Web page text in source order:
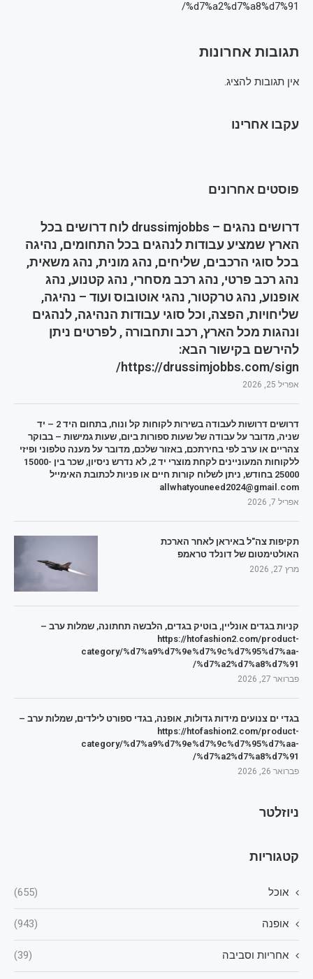
%d7%a2%d7%a8%d7%91/
תגובות אחרונות
אין תגובות להציג.
עקבו אחרינו
פוסטים אחרונים
דרושים נהגים – drussimjobbs לוח דרושים בכל
הארץ שמציע עבודות לנהגים בכל התחומים, נהיגה
בכל סוגי הרכבים, שליחים, נהג מונית, נהג משאית,
נהג רכב פרטי, נהג רכב מסחרי, נהג קטנוע, נהג
אופנוע, נהג טרקטור, נהגי אוטובוס ועוד – נהיגה,
שליחויות, הפצה, וכל סוגי עבודות הנהיגה, לנהגים
ונהגות מכל הארץ, רכב ותחבורה , לפרטים ניתן
להירשם בקישור הבא:
https://drussimjobbs.com/sign/
אפריל 25, 2026
דרושים דרושות לעבודה בשירות לקוחות קל ונוח, בתחום היד 2 – יד
שניה, מדובר על עבודה של שעות ספורות ביום, שעות גמישות – בבוקר
צהריים או ערב לפי בחירתכם, באזור שלכם, מדובר על מענה טלפוני ופיזי
ללקוחות המעוניינים לקחת מוצרי יד 2, לא נדרש ניסיון, שכר בין 15000-
25000 בחודש, ניתן לשלוח קורות חיים או פניות לכתובת האימייל
allwhatyouneed2024@gmail.com
אפריל 7, 2026
תקיפות צה"ל באיראן לאחר הארכת
האולטימטום של דונלד טראמפ
מרץ 27, 2026
קניות בגדים אונליין, בוטיק בגדים, הלבשה תחתונה, שמלות ערב –
https://htofashion2.com/product-
category/%d7%a9%d7%9e%d7%9c%d7%95%d7%aa-
%d7%a2%d7%a8%d7%91/
פברואר 27, 2026
בגדי ים צנועים מידות גדולות, אופנה, בגדי ספורט לילדים, שמלות ערב –
https://htofashion2.com/product-
category/%d7%a9%d7%9e%d7%9c%d7%95%d7%aa-
%d7%a2%d7%a8%d7%91/
פברואר 26, 2026
ניוזלטר
קטגוריות
אוכל (655)
אופנה (943)
אחריות וסביבה (39)